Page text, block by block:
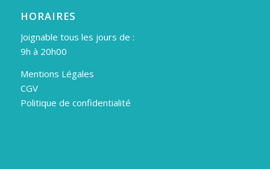
HORAIRES
Joignable tous les jours de :
9h à 20h00
Mentions Légales
CGV
Politique de confidentialité